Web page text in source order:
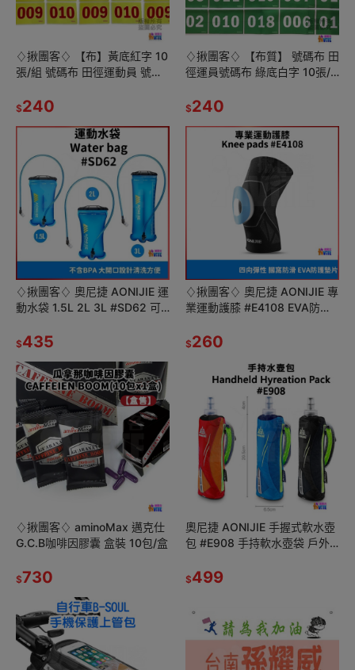
♢揪團客♢ 【布】黃底紅字 10
張/組 號碼布 田徑運動員 號碼
可聊聊 001~100
$240
♢揪團客♢ 【布質】 號碼布 田
徑運員號碼布 綠底白字 10張/
客製化 可聊聊
$240
♢揪團客♢ 奧尼捷 AONIJIE 運
動水袋 1.5L 2L 3L #SD62 可
飲水袋
$435
♢揪團客♢ 奧尼捷 AONIJIE 專
業運動護膝 #E4108 EVA防護
步 騎車 登山
$260
♢揪團客♢ aminoMax 邁克仕
G.C.B咖啡因膠囊 盒裝 10包/盒
$730
奧尼捷 AONIJIE 手握式軟水壺
包 #E908 手持軟水壺袋 戶外
鐵
$499